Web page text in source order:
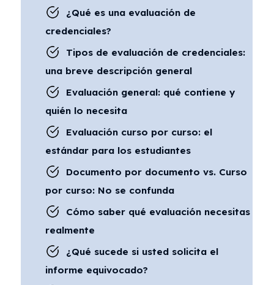
¿Qué es una evaluación de
credenciales?
Tipos de evaluación de credenciales:
una breve descripción general
Evaluación general: qué contiene y
quién lo necesita
Evaluación curso por curso: el
estándar para los estudiantes
Documento por documento vs. Curso
por curso: No se confunda
Cómo saber qué evaluación necesitas
realmente
¿Qué sucede si usted solicita el
informe equivocado?